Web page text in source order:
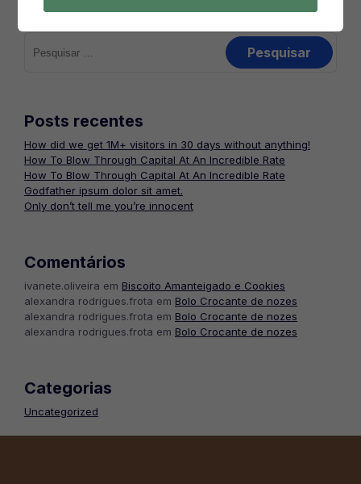
por:
Posts recentes
How did we get 1M+ visitors in 30 days without anything!
How To Blow Through Capital At An Incredible Rate
How To Blow Through Capital At An Incredible Rate
Godfather ipsum dolor sit amet.
Only don’t tell me you’re innocent
Comentários
ivanete.oliveira em Biscoito Amanteigado e Cookies
alexandra rodrigues.frota em Bolo Crocante de nozes
alexandra rodrigues.frota em Bolo Crocante de nozes
alexandra rodrigues.frota em Bolo Crocante de nozes
Categorias
Uncategorized